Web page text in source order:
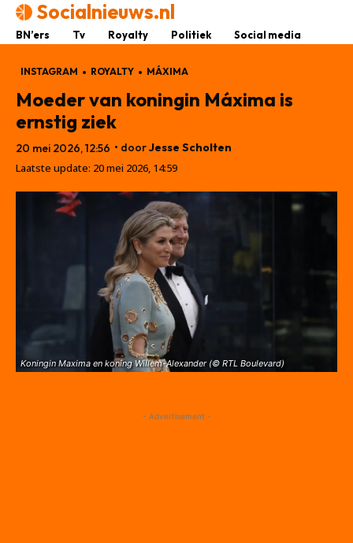
Socialnieuws.nl
BN’ers Tv Royalty Politiek Social media
INSTAGRAM ROYALTY MÁXIMA
Moeder van koningin Máxima is
ernstig ziek
20 mei 2026, 12:56 • doorJesse Scholten
Laatste update: 20 mei 2026, 14:59
Koningin Maxima en koning Willem-Alexander (© RTL Boulevard)
- Advertisement -